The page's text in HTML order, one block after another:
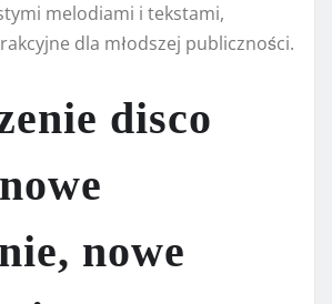
melodiami i tekstami,
dla młodszej publiczności.
disco
nowe